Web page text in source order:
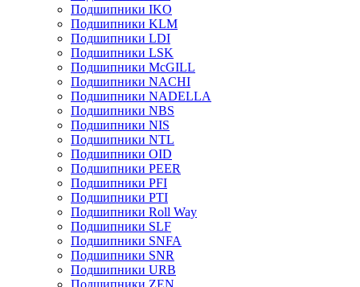
Подшипники IKO
Подшипники KLM
Подшипники LDI
Подшипники LSK
Подшипники McGILL
Подшипники NACHI
Подшипники NADELLA
Подшипники NBS
Подшипники NIS
Подшипники NTL
Подшипники OID
Подшипники PEER
Подшипники PFI
Подшипники PTI
Подшипники Roll Way
Подшипники SLF
Подшипники SNFA
Подшипники SNR
Подшипники URB
Подшипники ZEN